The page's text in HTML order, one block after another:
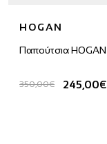
HOGAN
Παπούτσια HOGAN
350,00€ 245,00€